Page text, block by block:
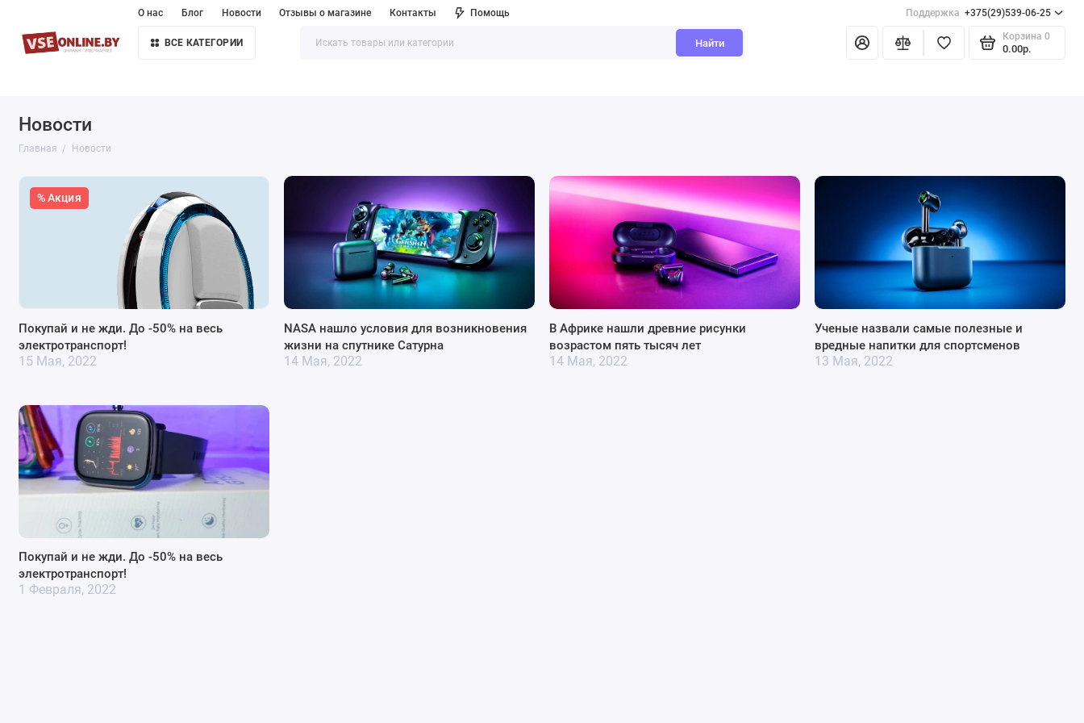
О нас Блог Новости Отзывы о магазине Контакты Помощь Поддержка +375(29)539-06-25
ВСЕ КАТЕГОРИИ Найти
Корзина 0
0.00р.
Новости
Главная Новости
% Акция
Покупай и не жди. До -50% на весь
электротранспорт!
15 Мая, 2022
NASA нашло условия для возникновения
жизни на спутнике Сатурна‍
14 Мая, 2022
В Африке нашли древние рисунки
возрастом пять тысяч лет
14 Мая, 2022
Ученые назвали самые полезные и
вредные напитки для спортсменов
13 Мая, 2022
Покупай и не жди. До -50% на весь
электротранспорт!
1 Февраля, 2022